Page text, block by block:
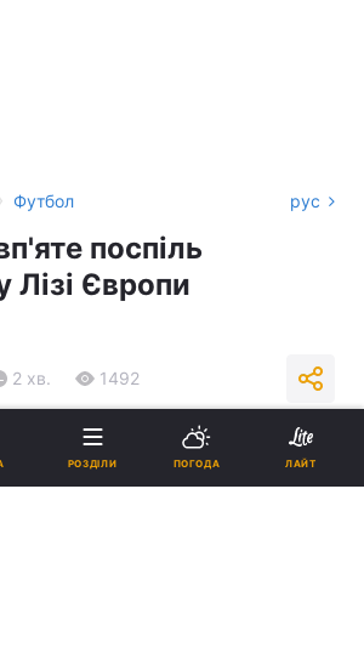
› Футбол рус
поспіль
Лізі Європи
2 хв. 1492
на нас в Google
РОЗДІЛИ ПОГОДА ЛАЙТ